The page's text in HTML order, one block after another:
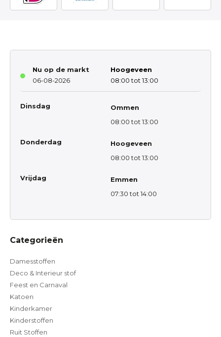
Nu op de markt
06-08-2026
Hoogeveen
08:00 tot 13:00
Dinsdag
Ommen
08:00 tot 13:00
Donderdag
Hoogeveen
08:00 tot 13:00
Vrijdag
Emmen
07:30 tot 14:00
Categorieën
Damesstoffen
Deco & Interieur stof
Feest en Carnaval
Katoen
Kinderkamer
Kinderstoffen
Ruit Stoffen